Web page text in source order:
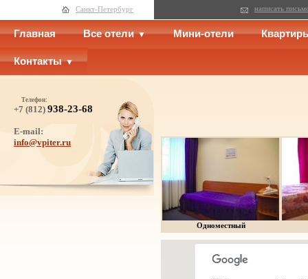
Санкт-Петербург написать
Главная Все отели Мини-отели
Контакты
Телефон:
+7 (812) 938-23-68
E-mail:
info@vpiter.ru
Одноместный